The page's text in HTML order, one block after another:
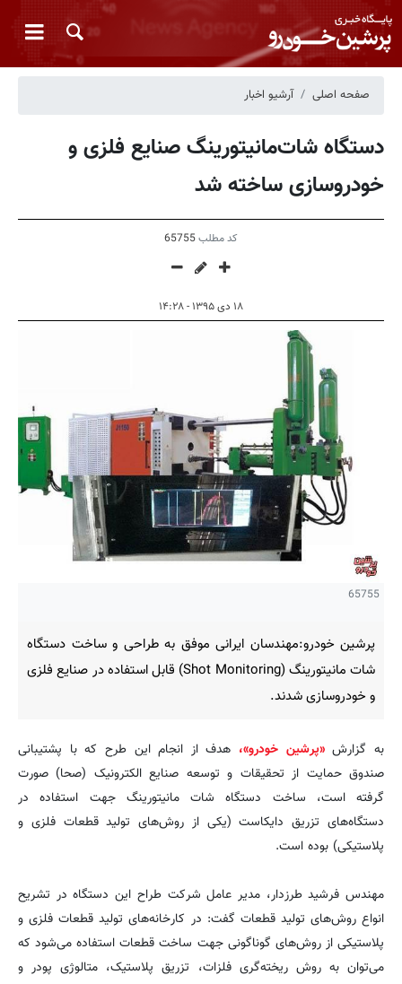
صفحه اصلی آرشیو اخبار
دستگاه شات‌مانیتورینگ صنایع فلزی‌ و
خودروسازی ساخته شد
کد مطلب65755
۱۸ دی ۱۳۹۵ - ۱۴:۲۸
65755
پرشین خودرو:مهندسان ایرانی موفق به طراحی و ساخت دستگاه
شات مانیتورینگ (Shot Monitoring) قابل استفاده در صنایع فلزی
و خودروسازی شدند.
به گزارش«پرشین خودرو»، هدف از انجام این طرح که با پشتیبانی
صندوق حمایت از تحقیقات و توسعه صنایع الکترونیک (صحا) صورت
گرفته است، ساخت دستگاه شات مانیتورینگ جهت استفاده در
دستگاه‌های تزریق دایکاست (یکی از روش‌های تولید قطعات فلزی و
پلاستیکی) بوده است.
مهندس فرشید طرزدار، مدیر عامل شرکت طراح این دستگاه در تشریح
انواع روش‌های تولید قطعات گفت: در کارخانه‌های تولید قطعات فلزی و
پلاستیکی از روش‌های گوناگونی جهت ساخت قطعات استفاده می‌شود که
می‌توان به روش ریخته‌گری فلزات، تزریق پلاستیک، متالوژی پودر و